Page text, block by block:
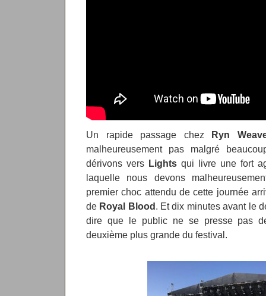
Un rapide passage chez Ryn
malheureusement pas malgré
dérivons vers Lights qui livre une fort
laquelle nous devons
premier choc attendu de cette journée
de Royal Blood. Et dix minutes avant le
dire que le public ne se presse pas
deuxième plus grande du festival.